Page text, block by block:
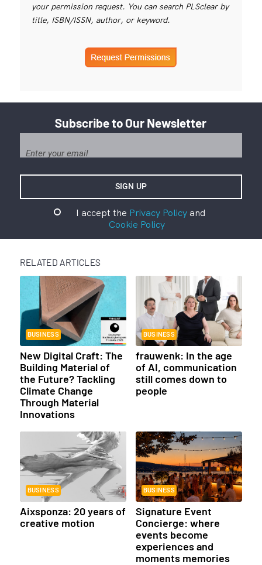
your permission request. You can search PLSclear by
title, ISBN/ISSN, author, or keyword.
Subscribe to Our Newsletter
I accept the Privacy Policyand
Cookie Policy
RELATED ARTICLES
BUSINESS
New Digital Craft: The
Building Material of
the Future? Tackling
Climate Change
Through Material
Innovations
BUSINESS
frauwenk: In the age
of AI, communication
still comes down to
people
BUSINESS
Aixsponza: 20 years of
creative motion
BUSINESS
Signature Event
Concierge: where
events become
experiences and
moments memories